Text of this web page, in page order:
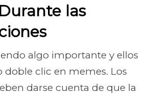
las
algo importante y ellos
doble clic en memes. Los
darse cuenta de que la